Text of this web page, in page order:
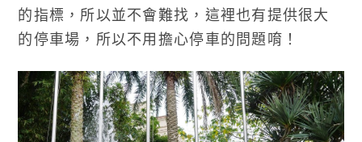
的指標，所以並不會難找，這裡也有提供很大
的停車場，所以不用擔心停車的問題唷！